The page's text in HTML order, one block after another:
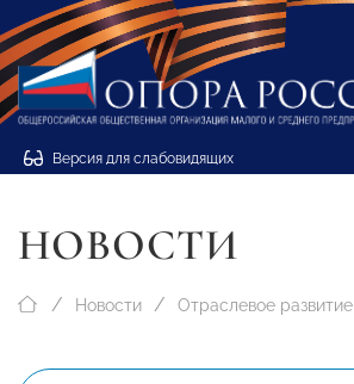
Версия для слабовидящих
НОВОСТИ
Новости Отраслевое развитие